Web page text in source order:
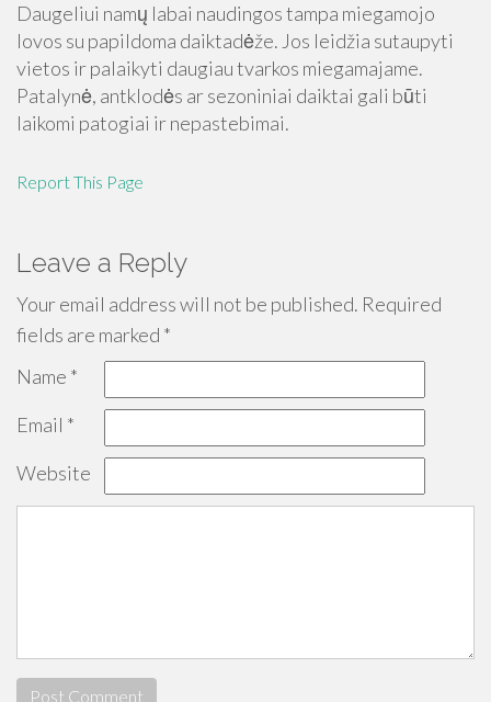
Daugeliui namų labai naudingos tampa miegamojo
lovos su papildoma daiktadėže. Jos leidžia sutaupyti
vietos ir palaikyti daugiau tvarkos miegamajame.
Patalynė, antklodės ar sezoniniai daiktai gali būti
laikomi patogiai ir nepastebimai.
Report This Page
Leave a Reply
Your email address will not be published. Required
fields are marked *
Name *
Email *
Website